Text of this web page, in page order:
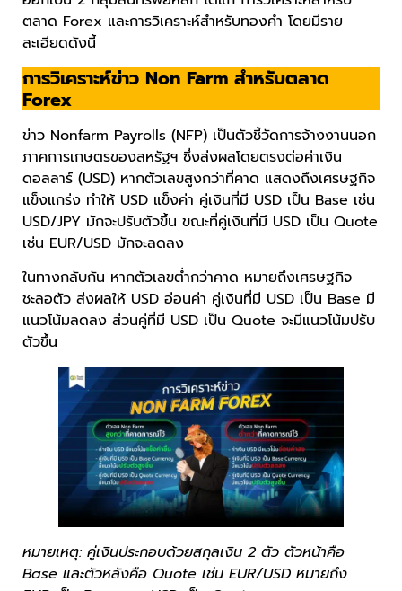
ตลาด Forex และการวิเคราะห์สำหรับทองคำ โดยมีราย
ละเอียดดังนี้
การวิเคราะห์ข่าว Non Farm สำหรับตลาด
Forex
ข่าว Nonfarm Payrolls (NFP) เป็นตัวชี้วัดการจ้างงานนอก
ภาคการเกษตรของสหรัฐฯ ซึ่งส่งผลโดยตรงต่อค่าเงิน
ดอลลาร์ (USD) หากตัวเลขสูงกว่าที่คาด แสดงถึงเศรษฐกิจ
แข็งแกร่ง ทำให้ USD แข็งค่า คู่เงินที่มี USD เป็น Base เช่น
USD/JPY มักจะปรับตัวขึ้น ขณะที่คู่เงินที่มี USD เป็น Quote
เช่น EUR/USD มักจะลดลง
ในทางกลับกัน หากตัวเลขต่ำกว่าคาด หมายถึงเศรษฐกิจ
ชะลอตัว ส่งผลให้ USD อ่อนค่า คู่เงินที่มี USD เป็น Base มี
แนวโน้มลดลง ส่วนคู่ที่มี USD เป็น Quote จะมีแนวโน้มปรับ
ตัวขึ้น
หมายเหตุ: คู่เงินประกอบด้วยสกุลเงิน 2 ตัว ตัวหน้าคือ
Base และตัวหลังคือ Quote เช่น EUR/USD หมายถึง